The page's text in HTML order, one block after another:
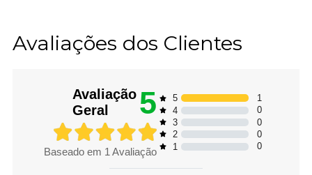
Avaliações dos Clientes
Avaliação
Geral
5
Baseado em 1Avaliação
5
1
4
0
3
0
2
0
1
0